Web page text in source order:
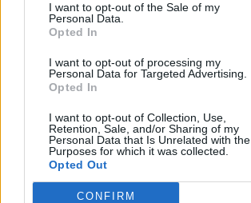
I want to opt-out of the Sale of my
Personal Data.
Opted In
I want to opt-out of processing my
Personal Data for Targeted Advertising.
Opted In
I want to opt-out of Collection, Use,
Retention, Sale, and/or Sharing of my
Personal Data that Is Unrelated with the
Purposes for which it was collected.
Opted Out
CONFIRM
Rientro in classe il 13 settembre
06/06/2010
La svolta lenta: Casini taglia Fini
Guarda al Pdl e apre sul
federalismo